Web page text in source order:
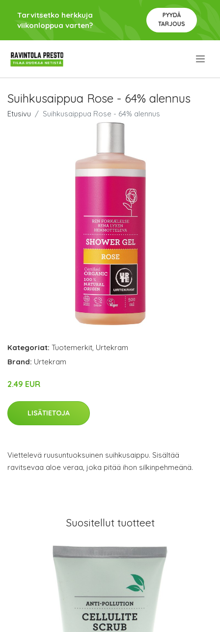
Tarvitsetko herkkuja
viikonloppua varten?
PYYDÄ
TARJOUS
Suihkusaippua Rose - 64% alennus
Etusivu Suihkusaippua Rose - 64% alennus
Kategoriat: Tuotemerkit, Urtekram
Brand: Urtekram
2.49 EUR
LISÄTIETOJA
Viettelevä ruusuntuoksuinen suihkusaippu. Sisältää
ravitsevaa aloe veraa, joka pitää ihon silkinpehmeänä.
Suositellut tuotteet